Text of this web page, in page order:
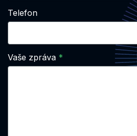
Telefon
Vaše zpráva